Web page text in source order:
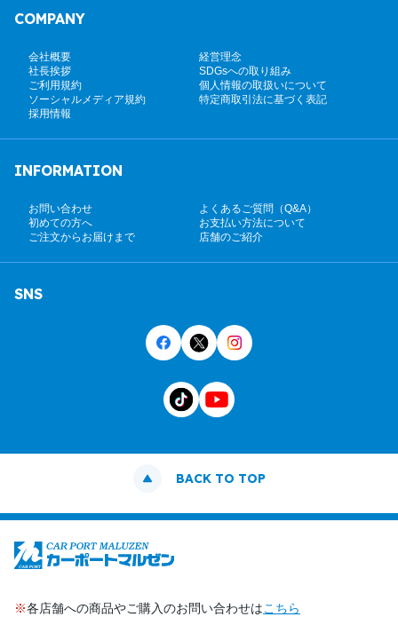
COMPANY
会社概要
経営理念
社長挨拶
SDGsへの取り組み
ご利用規約
個人情報の取扱いについて
ソーシャルメディア規約
特定商取引法に基づく表記
採用情報
INFORMATION
お問い合わせ
よくあるご質問（Q&A）
初めての方へ
お支払い方法について
ご注文からお届けまで
店舗のご紹介
SNS
BACK TO TOP
※各店舗への商品やご購入のお問い合わせはこちら